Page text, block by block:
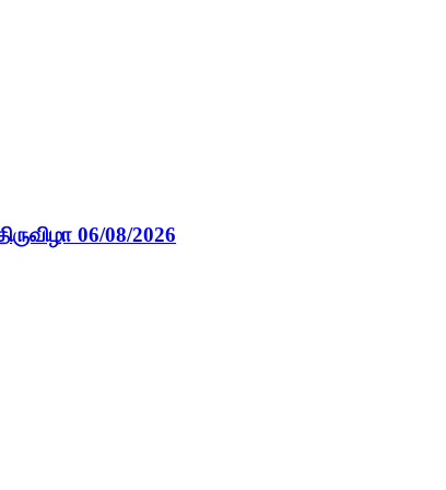
06/08/2026